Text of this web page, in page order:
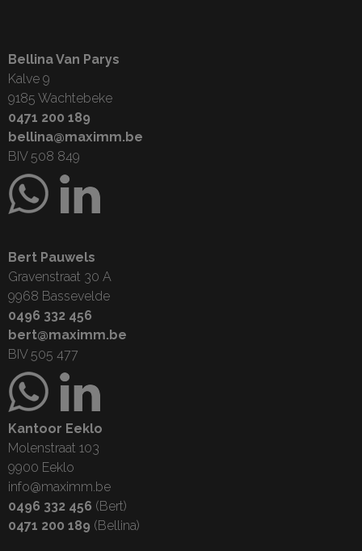
Bellina Van Parys
Kalve 9
9185 Wachtebeke
0471 200 189
bellina@maximm.be
BIV 508 849
Bert Pauwels
Gravenstraat 30 A
9968 Bassevelde
0496 332 456
bert@maximm.be
BIV 505 477
Kantoor Eeklo
Molenstraat 103
9900 Eeklo
info@maximm.be
0496 332 456 (Bert)
0471 200 189 (Bellina)